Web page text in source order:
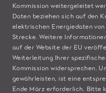
Kommission weitergeleitet
Daten beziehen sich auf den
elektrischen Energiedaten
Strecke. Weitere
auf der Website der EU
Weiterleitung Ihrer
Kommission widersprechen.
gewährleisten, ist eine
Ende März erforderlich. Bitte